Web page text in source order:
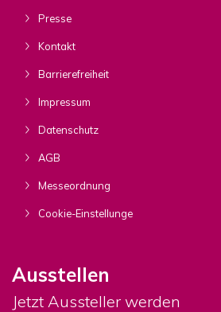
Presse
Kontakt
Barrierefreiheit
Impressum
Datenschutz
AGB
Messeordnung
Cookie-Einstellunge
Ausstellen
Jetzt Aussteller werden